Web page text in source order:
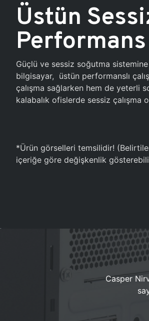
Üstün
Güçlü ve sessiz soğutma
bilgisayar, üstün performanslı
çalışma sağlarken hem de yeterli
kalabalık ofislerde sessiz çalışma
*Ürün görselleri temsilidir!
içeriğe göre değişkenlik
Casper